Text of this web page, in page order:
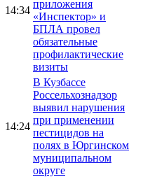
14:34
приложения
«Инспектор» и
БПЛА провел
обязательные
профилактические
визиты
14:24
В Кузбассе
Россельхознадзор
выявил нарушения
при применении
пестицидов на
полях в Юргинском
муниципальном
округе